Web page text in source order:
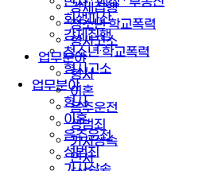
회생파산
강제집행
청소년·학교폭력
형사고소
업무분야
형사
이혼
음주운전
성범죄
강제집행
청소년·학교폭력
형사고소
업무분야
형사
이혼
음주운전
성범죄
가사상속
민사